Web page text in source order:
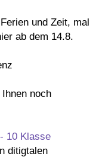
und Zeit, mal
ab dem 14.8.
noch
10 Klasse
ditigtalen